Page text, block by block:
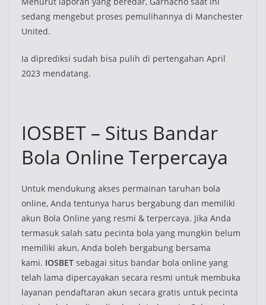
sedang mengebut proses pemulihannya di Manchester
United.
Ia diprediksi sudah bisa pulih di pertengahan April
2023 mendatang.
IOSBET – Situs Bandar
Bola Online Terpercaya
Untuk mendukung akses permainan taruhan bola
online, Anda tentunya harus bergabung dan memiliki
akun Bola Online yang resmi & terpercaya. Jika Anda
termasuk salah satu pecinta bola yang mungkin belum
memiliki akun, Anda boleh bergabung bersama
kami. IOSBET sebagai situs bandar bola online yang
telah lama dipercayakan secara resmi untuk membuka
layanan pendaftaran akun secara gratis untuk pecinta